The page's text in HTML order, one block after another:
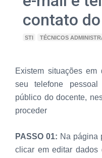
contato
STI TÉCNICOS
Existem situações
seu telefone
público do docente,
proceder
PASSO 01: Na página
clicar em editar